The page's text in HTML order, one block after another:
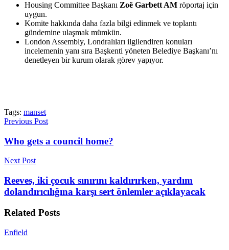
Housing Committee Başkanı Zoë Garbett AM röportaj için
uygun.
Komite hakkında daha fazla bilgi edinmek ve toplantı
gündemine ulaşmak mümkün.
London Assembly, Londralıları ilgilendiren konuları
incelemenin yanı sıra Başkenti yöneten Belediye Başkanı’nı
denetleyen bir kurum olarak görev yapıyor.
Tags: manset
Previous Post
Who gets a council home?
Next Post
Reeves, iki çocuk sınırını kaldırırken, yardım
dolandırıcılığına karşı sert önlemler açıklayacak
Related Posts
Enfield